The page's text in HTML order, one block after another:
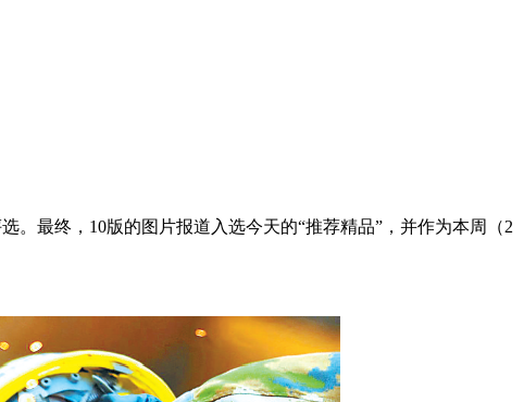
。最终，10版的图片报道入选今天的“推荐精品”，并作为本周（2